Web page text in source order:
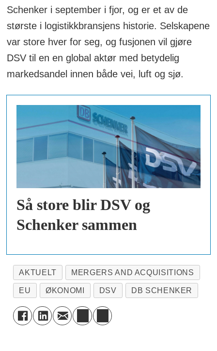
Schenker i september i fjor, og er et av de
største i logistikkbransjens historie. Selskapene
var store hver for seg, og fusjonen vil gjøre
DSV til en en global aktør med betydelig
markedsandel innen både vei, luft og sjø.
Så store blir DSV og
Schenker sammen
AKTUELT MERGERS AND ACQUISITIONS
EU ØKONOMI DSV DB SCHENKER